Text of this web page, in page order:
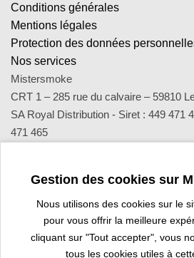
Conditions générales
Mentions légales
Protection des données
Nos services
Mistersmoke
CRT 1 – 285 rue du calvaire – 59810
SA Royal Distribution - Siret : 449 471
471 465
sav@mistersmoke.com ou par
lundi au vendredi de 9h à 17h.
Credit
Card
MasterCard
Apple
Pay
Gestion des cookies sur
Nous utilisons des cookies sur le
pour vous offrir la meilleure
cliquant sur "Tout accepter", vous
tous les cookies utiles à